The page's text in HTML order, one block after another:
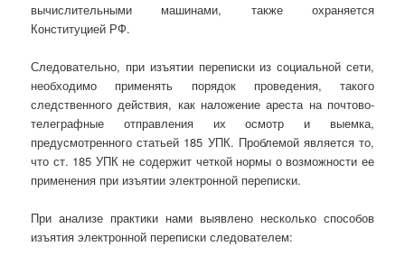
вычислительными машинами, также охраняется
Конституцией РФ.
Следовательно, при изъятии переписки из социальной сети,
необходимо применять порядок проведения, такого
следственного действия, как наложение ареста на почтово-
телеграфные отправления их осмотр и выемка,
предусмотренного статьей 185 УПК. Проблемой является то,
что ст. 185 УПК не содержит четкой нормы о возможности ее
применения при изъятии электронной переписки.
При анализе практики нами выявлено несколько способов
изъятия электронной переписки следователем: